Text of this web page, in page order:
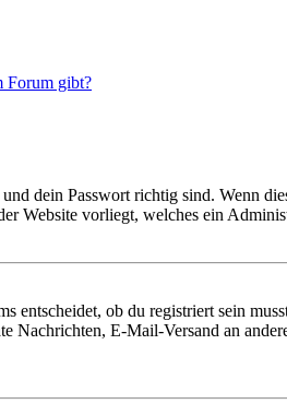
Forum gibt?
dein Passwort richtig sind. Wenn
Website vorliegt, welches ein
ob du registriert sein
Nachrichten, E-Mail-Versand an